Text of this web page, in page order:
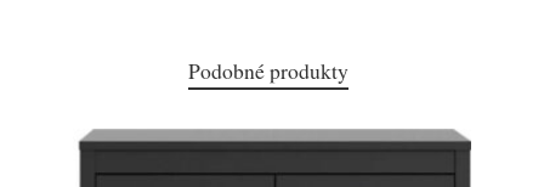
Podobné produkty